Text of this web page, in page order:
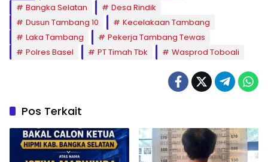
Bangka Selatan
Desa Rindik
Dusun Tambang 10
Kecelakaan Tambang
Laka Tambang
Pekerja Tambang Tewas
Polres Basel
PT Timah Tbk Wasprod Toboali
Pos Terkait